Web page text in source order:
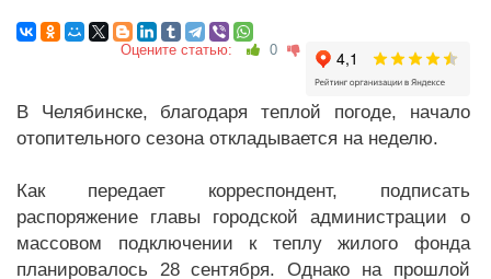
Оцените статью: 0
В Челябинске, благодаря теплой погоде, начало
отопительного сезона откладывается на неделю.
Как передает корреспондент, подписать
распоряжение главы городской администрации о
массовом подключении к теплу жилого фонда
планировалось 28 сентября. Однако на прошлой